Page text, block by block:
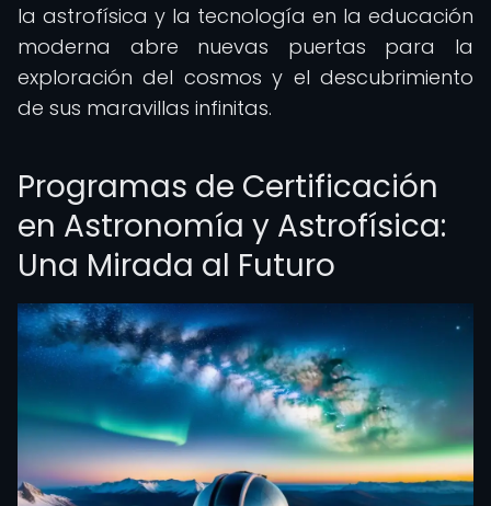
la astrofísica y la tecnología en la educación
moderna abre nuevas puertas para la
exploración del cosmos y el descubrimiento
de sus maravillas infinitas.
Programas de Certificación
en Astronomía y Astrofísica:
Una Mirada al Futuro